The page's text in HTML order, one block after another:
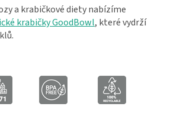
a krabičkové diety nabízíme
krabičky GoodBowl, které vydrží